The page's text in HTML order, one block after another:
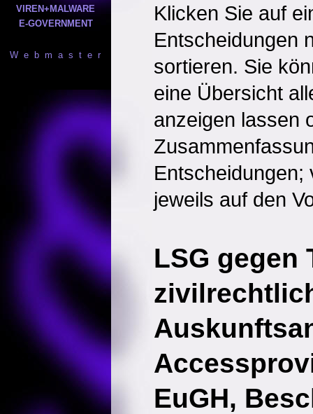
VIREN+MALWARE
E-GOVERNMENT
W e b m a s t e r
Klicken Sie auf
Entscheidungen
sortieren. Sie
eine Übersicht
anzeigen lassen
Entscheidungen;
jeweils auf den
LSG gegen
EuGH,